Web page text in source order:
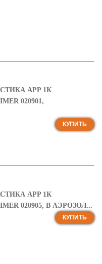
APP 1К
020901,
КУПИТЬ
APP 1К
020905, В АЭРОЗОЛ...
КУПИТЬ